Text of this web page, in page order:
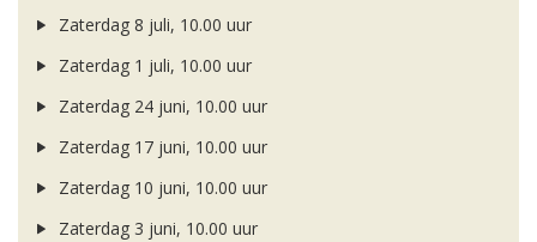
Zaterdag 8 juli, 10.00 uur
Zaterdag 1 juli, 10.00 uur
Zaterdag 24 juni, 10.00 uur
Zaterdag 17 juni, 10.00 uur
Zaterdag 10 juni, 10.00 uur
Zaterdag 3 juni, 10.00 uur